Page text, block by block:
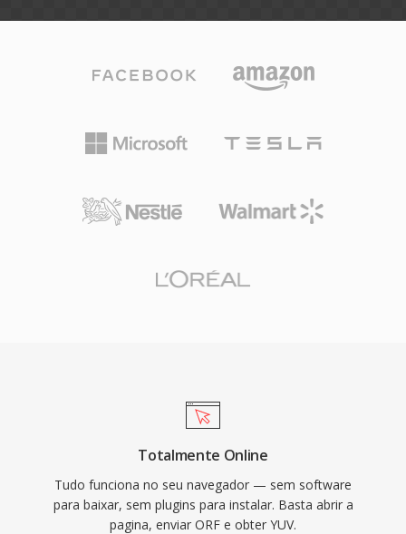
Totalmente Online
Tudo funciona no seu navegador — sem software
para baixar, sem plugins para instalar. Basta abrir a
pagina, enviar ORF e obter YUV.